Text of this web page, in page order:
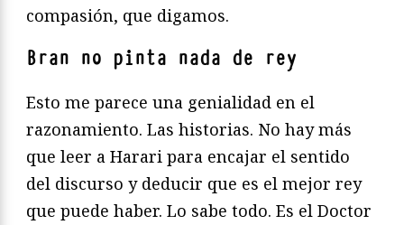
compasión, que digamos.
Bran no pinta nada de rey
Esto me parece una genialidad en el
razonamiento. Las historias. No hay más
que leer a Harari para encajar el sentido
del discurso y deducir que es el mejor rey
que puede haber. Lo sabe todo. Es el Doctor